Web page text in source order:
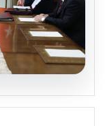
Yazan